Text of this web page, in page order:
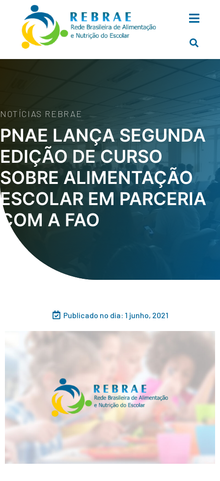
NOTÍCIAS REBRAE
PNAE LANÇA SEGUNDA
EDIÇÃO DE CURSO
SOBRE ALIMENTAÇÃO
ESCOLAR EM PARCERIA
COM A FAO
Publicado no dia: 1 junho, 2021